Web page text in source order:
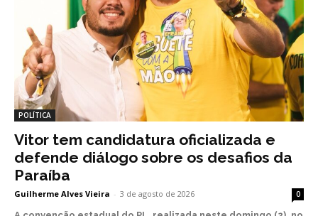
POLÍTICA
Vitor tem candidatura oficializada e
defende diálogo sobre os desafios da
Paraíba
Guilherme Alves Vieira - 3 de agosto de 2026 0